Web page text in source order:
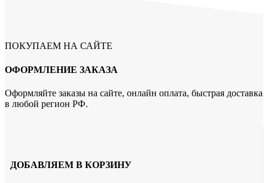
ПОКУПАЕМ НА САЙТЕ
ОФОРМЛЕНИЕ ЗАКАЗА
Оформляйте заказы на сайте, онлайн оплата, быстрая доставка
в любой регион РФ.
ДОБАВЛЯЕМ В КОРЗИНУ